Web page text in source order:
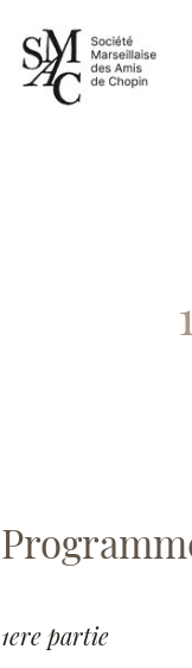
1ere partie